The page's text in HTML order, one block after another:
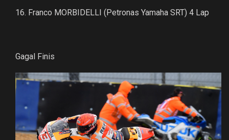
16. Franco MORBIDELLI (Petronas Yamaha SRT) 4 Lap
Gagal Finis